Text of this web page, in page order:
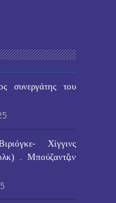
συνεργάτης του
Χίγγινς
. Μπούζαντζιν